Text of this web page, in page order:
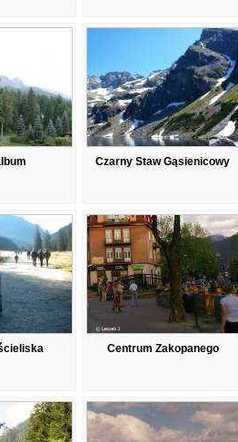
Czarny Staw Gąsienicowy
Centrum Zakopanego